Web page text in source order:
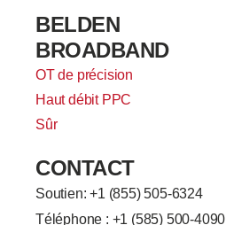
BELDEN
BROADBAND
OT de précision
Haut débit PPC
Sûr
CONTACT
Soutien: +1 (855) 505-6324
Téléphone : +1 (585) 500-4090